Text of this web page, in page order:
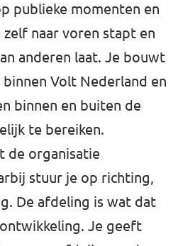
publieke momenten en
naar voren stapt en
anderen laat. Je bouwt
Volt Nederland en
binnen en buiten de
te bereiken.
de organisatie
stuur je op richting,
De afdeling is wat dat
Je geeft